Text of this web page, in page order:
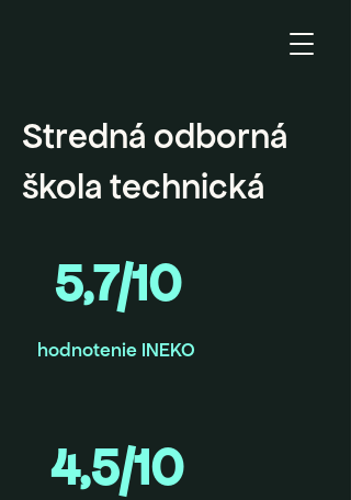
Stredná odborná
škola technická
5,7/10
hodnotenie INEKO
4,5/10